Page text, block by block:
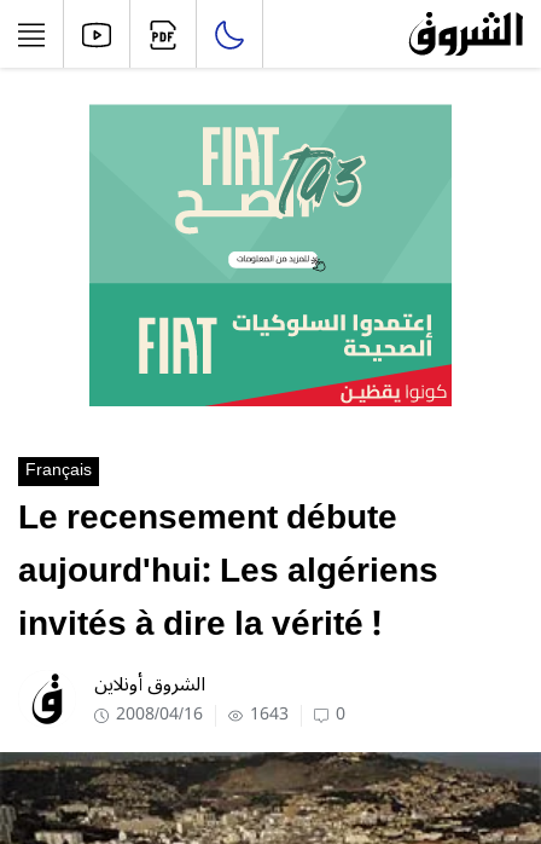
Français
Le recensement débute
aujourd'hui: Les algériens
invités à dire la vérité !
الشروق أونلاين
2008/04/16 1643 0